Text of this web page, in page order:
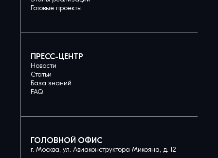
Готовые проекты
ПРЕСС-ЦЕНТР
Новости
Статьи
База знаний
FAQ
ГОЛОВНОЙ ОФИС
г. Москва, ул. Авиаконструктора Микояна, д. 12